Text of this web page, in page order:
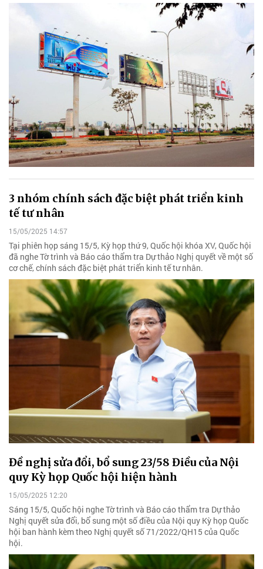
3 nhóm chính sách đặc biệt phát triển kinh
tế tư nhân
15/05/2025 14:57
Tại phiên họp sáng 15/5, Kỳ họp thứ 9, Quốc hội khóa XV, Quốc hội
đã nghe Tờ trình và Báo cáo thẩm tra Dự thảo Nghị quyết về một số
cơ chế, chính sách đặc biệt phát triển kinh tế tư nhân.
Đề nghị sửa đổi, bổ sung 23/58 Điều của Nội
quy Kỳ họp Quốc hội hiện hành
15/05/2025 12:20
Sáng 15/5, Quốc hội nghe Tờ trình và Báo cáo thẩm tra Dự thảo
Nghị quyết sửa đổi, bổ sung một số điều của Nội quy Kỳ họp Quốc
hội ban hành kèm theo Nghị quyết số 71/2022/QH15 của Quốc
hội.